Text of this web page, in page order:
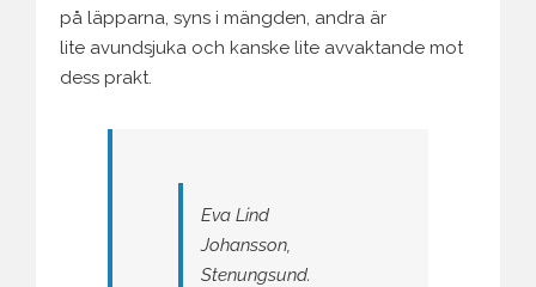
på läpparna, syns i mängden, andra är
lite avundsjuka och kanske lite avvaktande mot
dess prakt.
Eva Lind
Johansson,
Stenungsund.